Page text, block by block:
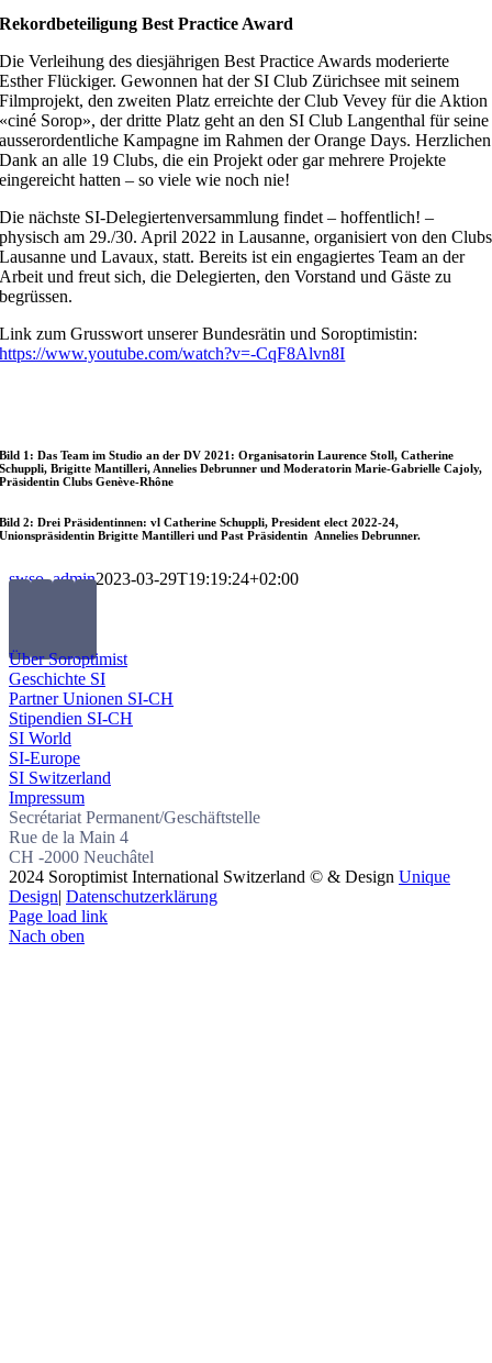
Rekordbeteiligung Best Practice Award
Die Verleihung des diesjährigen Best Practice Awards moderierte
Esther Flückiger. Gewonnen hat der SI Club Zürichsee mit seinem
Filmprojekt, den zweiten Platz erreichte der Club Vevey für die Aktion
«ciné Sorop», der dritte Platz geht an den SI Club Langenthal für seine
ausserordentliche Kampagne im Rahmen der Orange Days. Herzlichen
Dank an alle 19 Clubs, die ein Projekt oder gar mehrere Projekte
eingereicht hatten – so viele wie noch nie!
Die nächste SI-Delegiertenversammlung findet – hoffentlich! –
physisch am 29./30. April 2022 in Lausanne, organisiert von den Clubs
Lausanne und Lavaux, statt. Bereits ist ein engagiertes Team an der
Arbeit und freut sich, die Delegierten, den Vorstand und Gäste zu
begrüssen.
Link zum Grusswort unserer Bundesrätin und Soroptimistin:
https://www.youtube.com/watch?v=-CqF8Alvn8I
Bild 1: Das Team im Studio an der DV 2021: Organisatorin Laurence Stoll, Catherine
Schuppli, Brigitte Mantilleri, Annelies Debrunner und Moderatorin Marie-Gabrielle Cajoly,
Präsidentin Clubs Genève-Rhône
Bild 2: Drei Präsidentinnen: vl Catherine Schuppli, President elect 2022-24,
Unionspräsidentin Brigitte Mantilleri und Past Präsidentin Annelies Debrunner.
swso_admin2023-03-29T19:19:24+02:00
Über Soroptimist
Geschichte SI
Partner Unionen SI-CH
Stipendien SI-CH
SI World
SI-Europe
SI Switzerland
Impressum
Secrétariat Permanent/Geschäftstelle
Rue de la Main 4
CH -2000 Neuchâtel
2024 Soroptimist International Switzerland © & Design Unique
Design| Datenschutzerklärung
Page load link
Nach oben